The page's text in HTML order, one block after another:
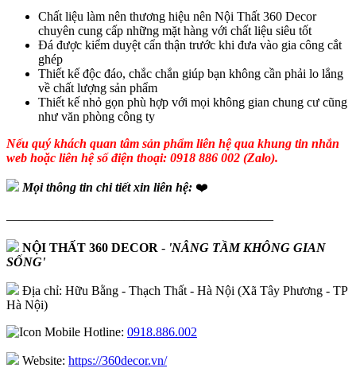
Chất liệu làm nên thương hiệu nên Nội Thất 360 Decor
chuyên cung cấp những mặt hàng với chất liệu siêu tốt
Đá được kiểm duyệt cẩn thận trước khi đưa vào gia công cắt
ghép
Thiết kế độc đáo, chắc chắn giúp bạn không cần phải lo lắng
về chất lượng sản phẩm
Thiết kế nhỏ gọn phù hợp với mọi không gian chung cư cũng
như văn phòng công ty
Nếu quý khách quan tâm sản phẩm liên hệ qua khung tin nhắn
web hoặc liên hệ số điện thoại: 0918 886 002 (Zalo).
Mọi thông tin chi tiết xin liên hệ: ❤️
—————————————————————
NỘI THẤT 360 DECOR - 'NÂNG TẦM KHÔNG GIAN
SỐNG'
Địa chỉ: Hữu Bằng - Thạch Thất - Hà Nội (Xã Tây Phương - TP
Hà Nội)
Hotline: 0918.886.002
Website: https://360decor.vn/